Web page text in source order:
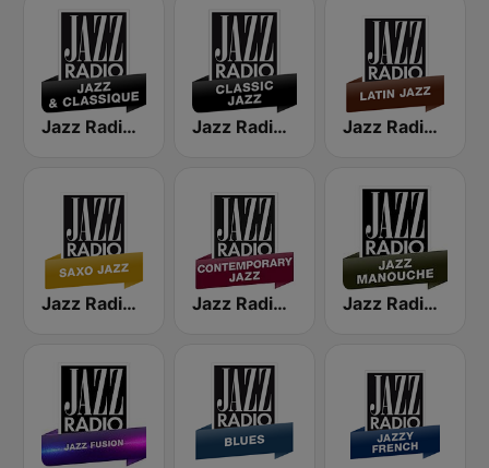
Jazz Radio Jazz & Classique Jazz Radio Classic Jazz Jazz Radio Latin Jazz
Jazz Radio Saxo Jazz Jazz Radio Contemporary Jazz Jazz Radio Jazz Manouche